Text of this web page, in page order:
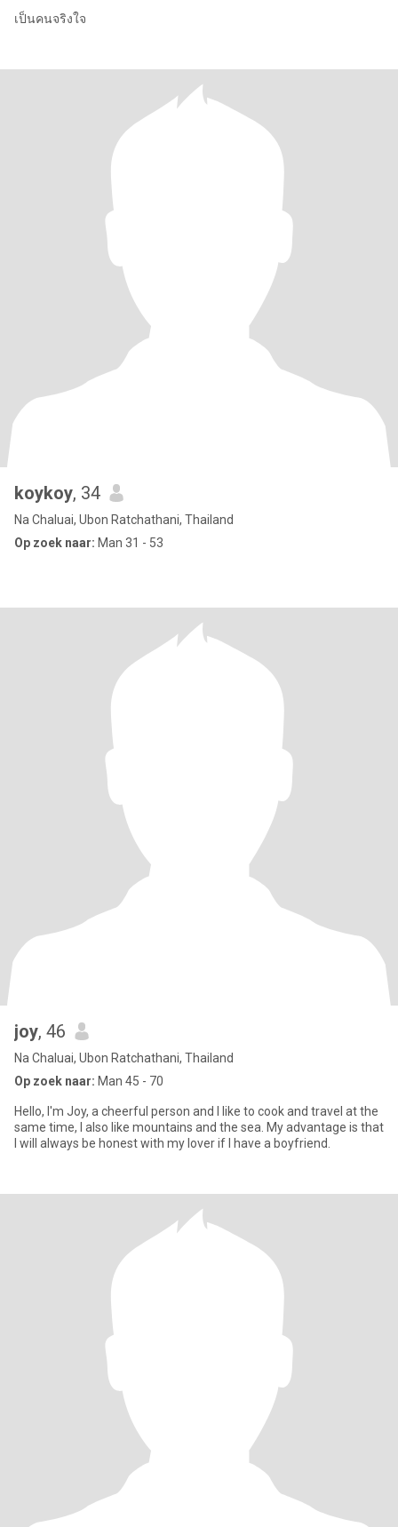
เป็นคนจริงใจ
koykoy, 34
Na Chaluai, Ubon Ratchathani, Thailand
Op zoek naar: Man 31 - 53
joy, 46
Na Chaluai, Ubon Ratchathani, Thailand
Op zoek naar: Man 45 - 70
Hello, I'm Joy, a cheerful person and I like to cook and travel at the
same time, I also like mountains and the sea. My advantage is that
I will always be honest with my lover if I have a boyfriend.